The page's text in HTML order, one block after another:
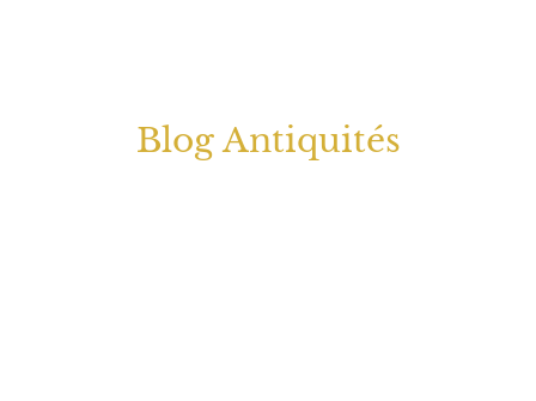
Blog Antiquités